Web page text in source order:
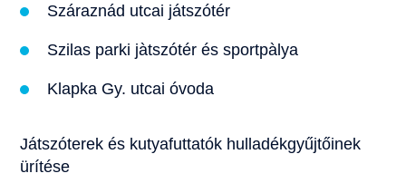
Száraznád utcai játszótér
Szilas parki jàtszótér és sportpàlya
Klapka Gy. utcai óvoda
Játszóterek és kutyafuttatók hulladékgyűjtőinek
ürítése